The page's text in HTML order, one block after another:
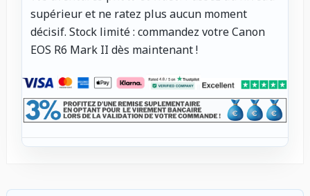
supérieur et ne ratez plus aucun moment
décisif. Stock limité : commandez votre Canon
EOS R6 Mark II dès maintenant !